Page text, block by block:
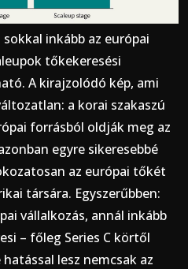
inkább az európai
tőkekeresési
A kirajzolódó kép, ami
a korai szakaszú
forrásból oldják meg az
egyre sikeresebbé
az európai tőkét
társára. Egyszerűbben:
vállalkozás, annál inkább
– főleg Series C körtől
lesz nemcsak az